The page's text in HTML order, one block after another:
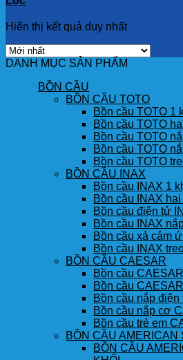
Hiển thị kết quả duy nhất
DANH MỤC SẢN PHẨM
BỒN CẦU
BỒN CẦU TOTO
Bồn cầu TOTO 1
Bồn cầu TOTO
Bồn cầu TOTO
Bồn cầu TOTO
Bồn cầu TOTO
BỒN CẦU INAX
Bồn cầu INAX 1
Bồn cầu INAX hai
Bồn cầu điện tử
Bồn cầu INAX
Bồn cầu xả cảm
Bồn cầu INAX
BỒN CẦU CAESAR
Bồn cầu
Bồn cầu
Bồn cầu nắp
Bồn cầu nắp cơ
Bồn cầu trẻ em
BỒN CẦU AMERICAN
BỒN CẦU